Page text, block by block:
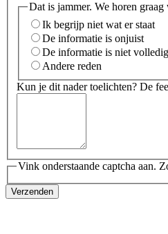
Dat is jammer. We horen
Ik begrijp niet wat er staat
De informatie is onjuist
De informatie is niet volledig
Andere reden
Kun je dit nader toelichten? De
Vink onderstaande captcha aan.
Verzenden